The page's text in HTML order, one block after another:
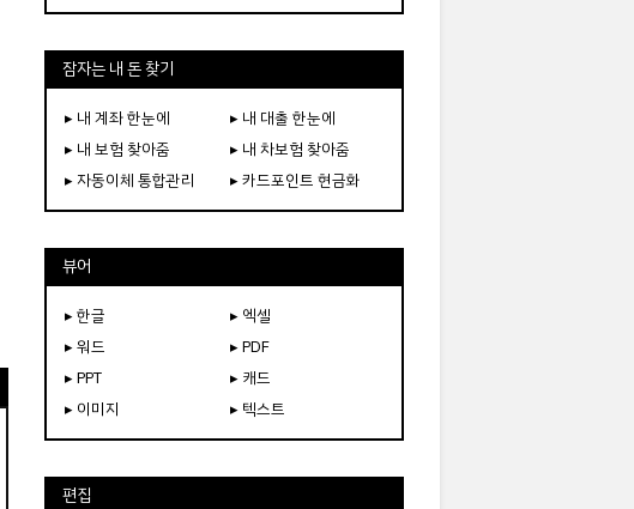
잠자는 내 돈 찾기
▸ 내 계좌 한눈에
▸ 내 대출 한눈에
▸ 내 보험 찾아줌
▸ 내 차보험 찾아줌
▸ 자동이체 통합관리
▸ 카드포인트 현금화
뷰어
▸ 한글
▸ 엑셀
▸ 워드
▸ PDF
▸ PPT
▸ 캐드
▸ 이미지
▸ 텍스트
편집